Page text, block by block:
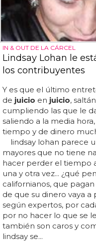
IN & OUT DE LA CÁRCEL
Lindsay Lohan le
los contribuyentes
Y es que el último
de juicio en juicio,
cumpliendo las que le
saliendo a la media
tiempo y de dinero
lindsay lohan parece
mayores que no tiene
hacer perder el tiempo
una y otra vez... ¿qué
californianos, que
de que su dinero vaya a
según expertos, por
por no hacer lo que se
también son caros y
lindsay se...